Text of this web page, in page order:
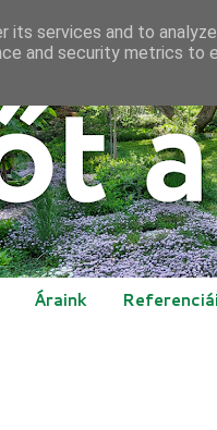
Áraink
services and to
and security metrics to